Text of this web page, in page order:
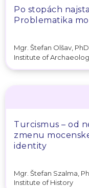
Po stopách
Problematika
Mgr. Štefan Olšav, PhD.
Institute of
Turcismus – od
zmenu
identity
Mgr. Štefan Szalma,
Institute of History